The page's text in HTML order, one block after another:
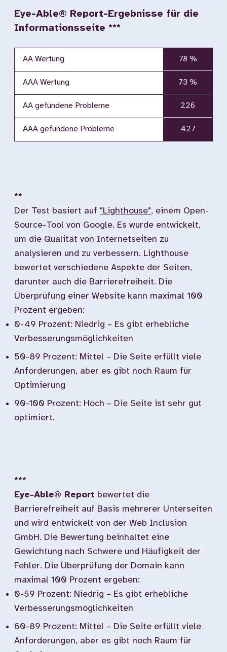
Eye-Able® Report-Ergebnisse für die
Informationsseite ***
AA Wertung 78 %
AAA Wertung 73 %
AA gefundene Probleme 226
AAA gefundene Probleme 427
**
Der Test basiert auf "Lighthouse", einem Open-
Source-Tool von Google. Es wurde entwickelt,
um die Qualität von Internetseiten zu
analysieren und zu verbessern. Lighthouse
bewertet verschiedene Aspekte der Seiten,
darunter auch die Barrierefreiheit. Die
Überprüfung einer Website kann maximal 100
Prozent ergeben:
0-49 Prozent: Niedrig – Es gibt erhebliche
Verbesserungsmöglichkeiten
50-89 Prozent: Mittel – Die Seite erfüllt viele
Anforderungen, aber es gibt noch Raum für
Optimierung
90-100 Prozent: Hoch – Die Seite ist sehr gut
optimiert.
***
Eye-Able® Report bewertet die
Barrierefreiheit auf Basis mehrerer Unterseiten
und wird entwickelt von der Web Inclusion
GmbH. Die Bewertung beinhaltet eine
Gewichtung nach Schwere und Häufigkeit der
Fehler. Die Überprüfung der Domain kann
maximal 100 Prozent ergeben:
0-59 Prozent: Niedrig – Es gibt erhebliche
Verbesserungsmöglichkeiten
60-89 Prozent: Mittel – Die Seite erfüllt viele
Anforderungen, aber es gibt noch Raum für